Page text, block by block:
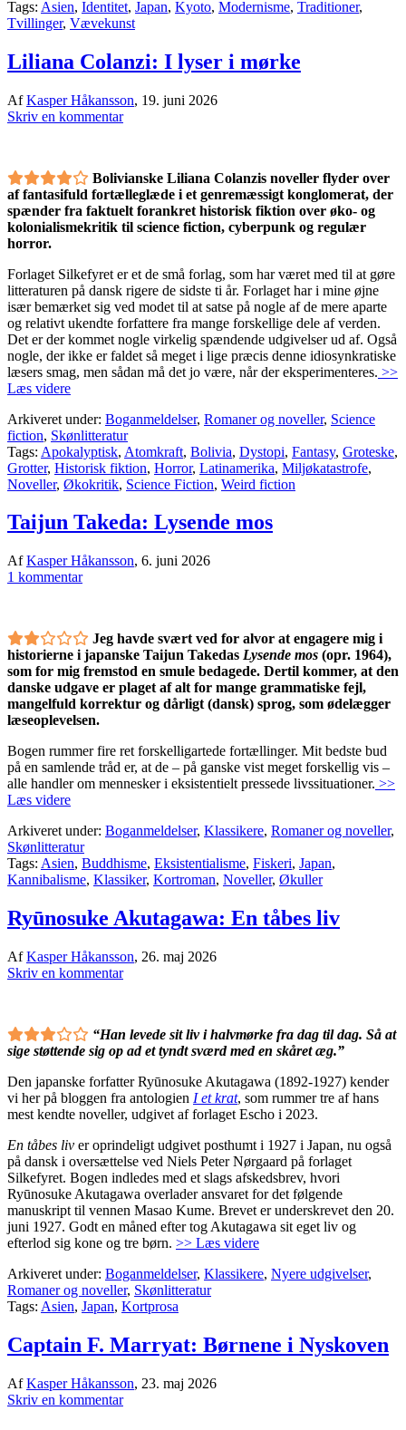
Tags: Asien, Identitet, Japan, Kyoto, Modernisme, Traditioner,
Tvillinger, Vævekunst
Liliana Colanzi: I lyser i mørke
AfKasper Håkansson, 19. juni 2026
Skriv en kommentar
Bolivianske Liliana Colanzis noveller flyder over
af fantasifuld fortælleglæde i et genremæssigt konglomerat, der
spænder fra faktuelt forankret historisk fiktion over øko- og
kolonialismekritik til science fiction, cyberpunk og regulær
horror.
Forlaget Silkefyret er et de små forlag, som har været med til at gøre
litteraturen på dansk rigere de sidste ti år. Forlaget har i mine øjne
især bemærket sig ved modet til at satse på nogle af de mere aparte
og relativt ukendte forfattere fra mange forskellige dele af verden.
Det er der kommet nogle virkelig spændende udgivelser ud af. Også
nogle, der ikke er faldet så meget i lige præcis denne idiosynkratiske
læsers smag, men sådan må det jo være, når der eksperimenteres. >>
Læs videre
Arkiveret under: Boganmeldelser, Romaner og noveller, Science
fiction, Skønlitteratur
Tags: Apokalyptisk, Atomkraft, Bolivia, Dystopi, Fantasy, Groteske,
Grotter, Historisk fiktion, Horror, Latinamerika, Miljøkatastrofe,
Noveller, Økokritik, Science Fiction, Weird fiction
Taijun Takeda: Lysende mos
AfKasper Håkansson, 6. juni 2026
1 kommentar
Jeg havde svært ved for alvor at engagere mig i
historierne i japanske Taijun Takedas Lysende mos (opr. 1964),
som for mig fremstod en smule bedagede. Dertil kommer, at den
danske udgave er plaget af alt for mange grammatiske fejl,
mangelfuld korrektur og dårligt (dansk) sprog, som ødelægger
læseoplevelsen.
Bogen rummer fire ret forskelligartede fortællinger. Mit bedste bud
på en samlende tråd er, at de – på ganske vist meget forskellig vis –
alle handler om mennesker i eksistentielt pressede livssituationer. >>
Læs videre
Arkiveret under: Boganmeldelser, Klassikere, Romaner og noveller,
Skønlitteratur
Tags: Asien, Buddhisme, Eksistentialisme, Fiskeri, Japan,
Kannibalisme, Klassiker, Kortroman, Noveller, Økuller
Ryūnosuke Akutagawa: En tåbes liv
AfKasper Håkansson, 26. maj 2026
Skriv en kommentar
“Han levede sit liv i halvmørke fra dag til dag. Så at
sige støttende sig op ad et tyndt sværd med en skåret æg.”
Den japanske forfatter Ryūnosuke Akutagawa (1892-1927) kender
vi her på bloggen fra antologien I et krat, som rummer tre af hans
mest kendte noveller, udgivet af forlaget Escho i 2023.
En tåbes liv er oprindeligt udgivet posthumt i 1927 i Japan, nu også
på dansk i oversættelse ved Niels Peter Nørgaard på forlaget
Silkefyret. Bogen indledes med et slags afskedsbrev, hvori
Ryūnosuke Akutagawa overlader ansvaret for det følgende
manuskript til vennen Masao Kume. Brevet er underskrevet den 20.
juni 1927. Godt en måned efter tog Akutagawa sit eget liv og
efterlod sig kone og tre børn. >> Læs videre
Arkiveret under: Boganmeldelser, Klassikere, Nyere udgivelser,
Romaner og noveller, Skønlitteratur
Tags: Asien, Japan, Kortprosa
Captain F. Marryat: Børnene i Nyskoven
AfKasper Håkansson, 23. maj 2026
Skriv en kommentar